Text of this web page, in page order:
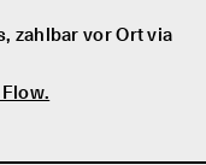
zahlbar vor Ort via